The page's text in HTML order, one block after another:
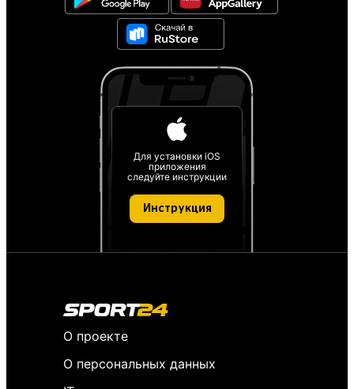
Для установки iOS
приложения
следуйте инструкции
Инструкция
О проекте
О персональных данных